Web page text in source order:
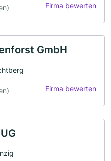
Firma bewerten
GmbH
Firma bewerten